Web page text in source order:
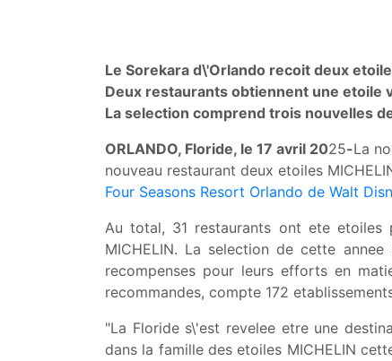
Le Sorekara d\'Orlando recoit deux
Deux restaurants obtiennent une etoile
La selection comprend trois nouvelles
ORLANDO, Floride, le 17 avril 2025-La
nouveau restaurant deux etoiles
Four Seasons Resort Orlando de Walt
Au total, 31 restaurants ont ete etoiles
MICHELIN. La selection de cette
recompenses pour leurs efforts en
recommandes, compte 172
"La Floride s\'est revelee etre une
dans la famille des etoiles MICHELIN